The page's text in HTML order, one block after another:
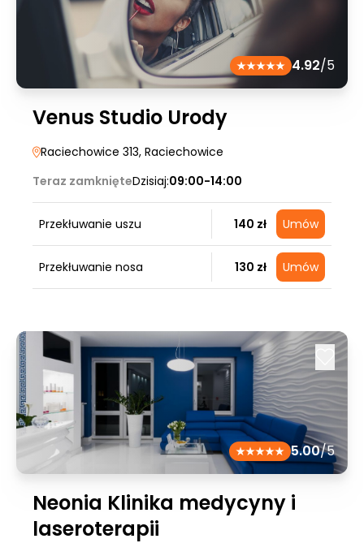
4.92/5
Venus Studio Urody
Raciechowice 313, Raciechowice
Teraz zamknięteDzisiaj:09:00-14:00
Przekłuwanie uszu 140 zł Umów
Przekłuwanie nosa 130 zł Umów
5.00/5
Neonia Klinika medycyny i
laseroterapii